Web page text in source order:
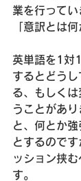
業を行って
「意訳とは
英単語を1対
するとどう
る、もしく
うことがあ
と、何とか
とするので
ッション挟
す。